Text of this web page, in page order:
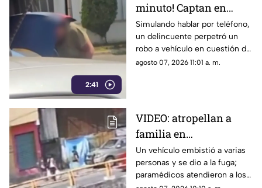
2:41
minuto! Captan en
video "cristalazo"
express en la zona
Diamante de Acapulco
Simulando hablar por teléfono,
un delincuente perpetró un
robo a vehículo en cuestión de
segundos.
agosto 07, 2026 11:01 a. m.
VIDEO: atropellan a
familia en
Chilpancingo; el chofer
huyó
Un vehículo embistió a varias
personas y se dio a la fuga;
paramédicos atendieron a los